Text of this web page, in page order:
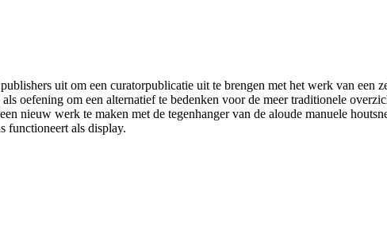
uit om een curatorpublicatie uit te brengen met het werk van een
oefening om een alternatief te bedenken voor de meer traditionele
nieuw werk te maken met de tegenhanger van de aloude manuele
functioneert als display.